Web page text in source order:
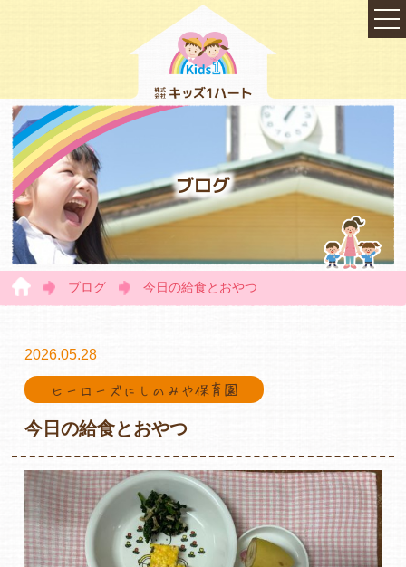
TOP
会社概要
各保育園のご紹介
ブログ
ブログ 今日の給食とおやつ
2026.05.28
ヒーローズにしのみや保育園
今日の給食とおやつ